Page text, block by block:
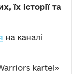
їх історії та
на каналі
kartel»